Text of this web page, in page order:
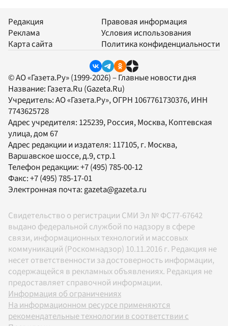
Редакция
Реклама
Карта сайта
Правовая информация
Условия использования
Политика конфиденциальности
© АО «Газета.Ру» (1999-2026) – Главные новости дня
Название: Газета.Ru (Gazeta.Ru)
Учредитель:АО «Газета.Ру», ОГРН 1067761730376, ИНН
7743625728
Адрес учредителя: 125239, Россия, Москва, Коптевская
улица, дом 67
Адрес редакции и издателя: 117105, г. Москва,
Варшавское шоссе, д.9, стр.1
Телефон редакции:+7 (495) 785-00-12
Факс:+7 (495) 785-17-01
Электронная почта:gazeta@gazeta.ru
Свидетельство о регистрации СМИ Эл № ФС77-67642
выдано федеральной службой по надзору в сфере
связи, информационных технологий и массовых
коммуникаций (Роскомнадзор) 10.11.2016 г. Редакция не
несет ответственности за достоверность информации,
содержащейся в рекламных объявлениях. Редакция не
предоставляет справочной информации.
Информация об ограничениях
На информационном ресурсе применяются
рекомендательные технологии в соответствии с